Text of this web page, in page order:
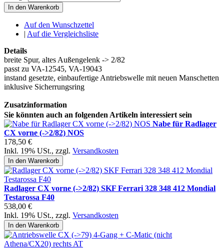
In den Warenkorb
Auf den Wunschzettel
| Auf die Vergleichsliste
Details
breite Spur, altes Außengelenk -> 2/82
passt zu VA-12545, VA-19043
instand gesetzte, einbaufertige Antriebswelle mit neuen Manschetten
inklusive Sicherrungsring
Zusatzinformation
Sie könnten auch an folgenden Artikeln interessiert sein
Nabe für Radlager
CX vorne (->2/82) NOS
178,50 €
Inkl. 19% USt., zzgl. Versandkosten
In den Warenkorb
Radlager CX vorne (->2/82) SKF Ferrari 328 348 412 Mondial
Testarossa F40
538,00 €
Inkl. 19% USt., zzgl. Versandkosten
In den Warenkorb